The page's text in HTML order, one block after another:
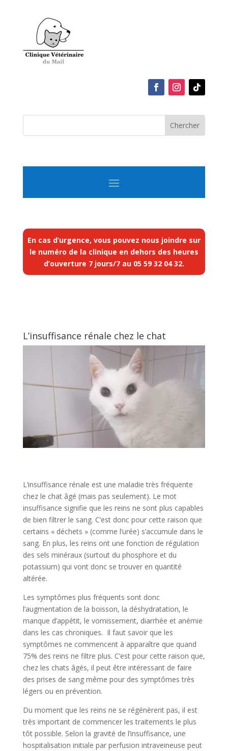
En cas d’urgence, vous pouvez nous joindre sur
le numéro de la clinique en dehors des heures
d’ouverture 7 jours/7 au 05 59 32 04 32.
L’insuffisance rénale chez le chat
L’insuffisance rénale est une maladie très fréquente
chez le chat âgé (mais pas seulement). Le mot
insuffisance signifie que les reins ne sont plus capables
de bien filtrer le sang. C’est donc pour cette raison que
certains « déchets » (comme l’urée) s’accumule dans le
sang. En plus, les reins ont une fonction de régulation
des sels minéraux (surtout du phosphore et du
potassium) qui vont donc se trouver en quantité
altérée.
Les symptômes plus fréquents sont donc
l’augmentation de la boisson, la déshydratation, le
manque d’appétit, le vomissement, diarrhée et anémie
dans les cas chroniques. Il faut savoir que les
symptômes ne commencent à apparaître que quand
75% des reins ne filtre plus. C’est pour cette raison que,
chez les chats âgés, il peut être intéressant de faire
des prises de sang même pour des symptômes très
légers ou en prévention.
Du moment que les reins ne se régénèrent pas, il est
très important de commencer les traitements le plus
tôt possible. Selon la gravité de l’insuffisance, une
hospitalisation initiale par perfusion intraveineuse peut